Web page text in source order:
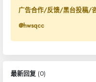
广告合作/反馈/黑台投稿/
@hwsqcc
最新回复 (0)